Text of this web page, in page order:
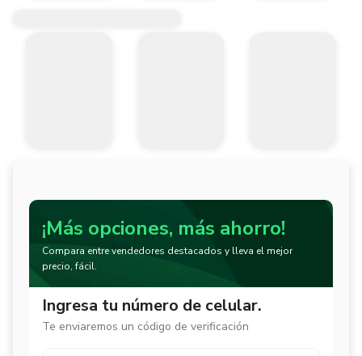
¡Más opciones, más ahorro!
Compara entre vendedores destacados y lleva el mejor
precio, fácil.
Ingresa tu número de celular.
Te enviaremos un código de verificación